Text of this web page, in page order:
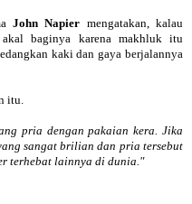
John Napier mengatakan, kalau
baginya karena makhluk itu
kaki dan gaya berjalannya
itu.
pria dengan pakaian kera. Jika
sangat brilian dan pria tersebut
terhebat lainnya di dunia."